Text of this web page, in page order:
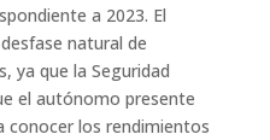
a 2023. El
natural de
ya que la Seguridad
el autónomo presente
conocer los rendimientos